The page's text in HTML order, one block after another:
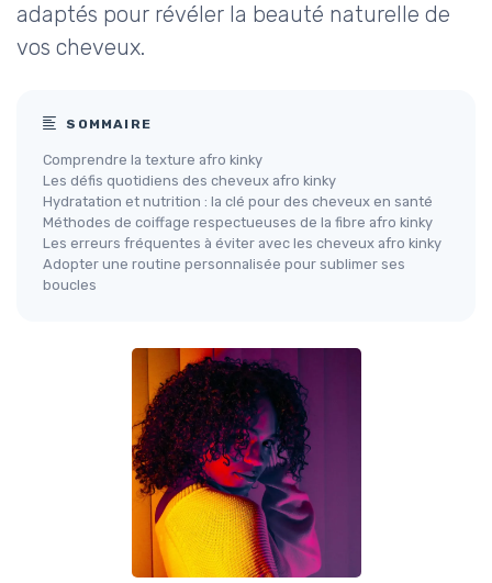
adaptés pour révéler la beauté naturelle de
vos cheveux.
SOMMAIRE
Comprendre la texture afro kinky
Les défis quotidiens des cheveux afro kinky
Hydratation et nutrition : la clé pour des cheveux en santé
Méthodes de coiffage respectueuses de la fibre afro kinky
Les erreurs fréquentes à éviter avec les cheveux afro kinky
Adopter une routine personnalisée pour sublimer ses
boucles